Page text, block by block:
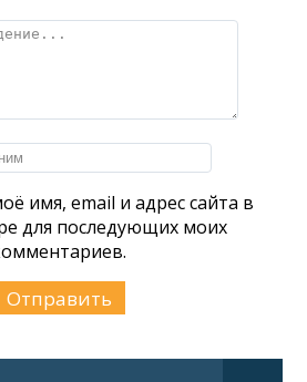
имя, email и адрес сайта в
для последующих моих